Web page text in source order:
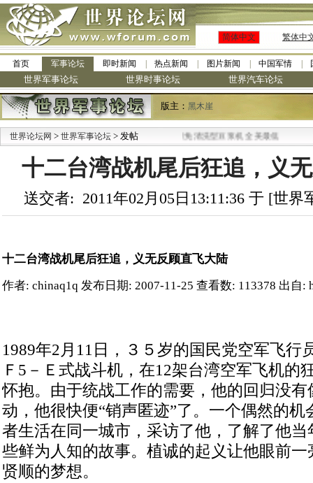
简体中文 繁体中
首页 军事论坛 即时新闻 热点新闻 图片新闻 中国军情
世界军事论坛 世界时事论坛 世界汽车论坛
版主： 黑木崖
世界论坛网 > 世界军事论坛 > 发帖
·九阳全新免清洗型豆浆机 全美最低
十二台湾战机尾后狂追，义
送交者: 2011年02月05日13:11:36 于 [世
十二台湾战机尾后狂追，义无反顾直飞大陆
作者: chinaq1q 发布日期: 2007-11-25 查看数: 113378 出自:
1989年2月11日，３５岁的国民党空军飞行
Ｆ5－Ｅ式战斗机，在12架台湾空军飞机的
怀抱。由于统战工作的需要，他的回归没
动，他很快便“销声匿迹”了。一个偶然的
者生活在同一城市，采访了他，了解了他
些鲜为人知的故事。植诚的起义让他眼前
贤顺的梦想。